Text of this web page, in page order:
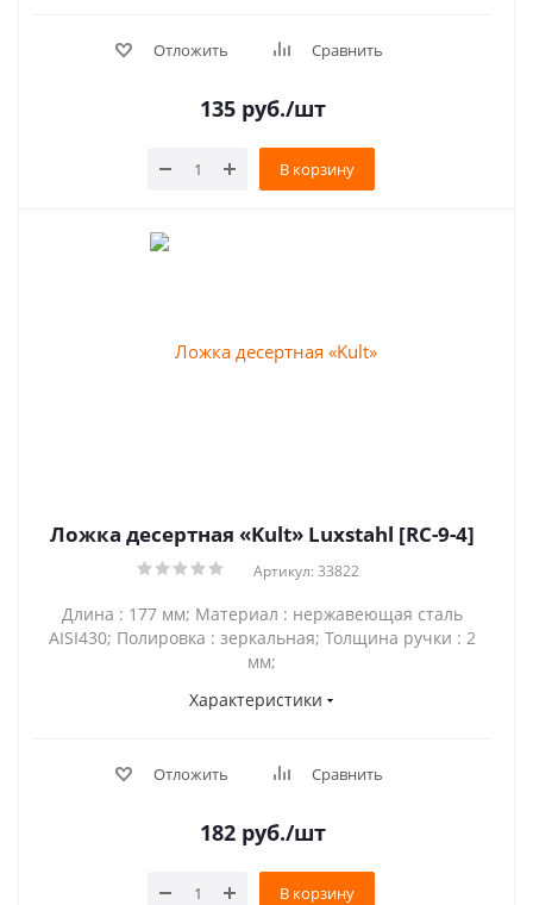
Отложить Сравнить
135руб./шт
В корзину
Ложка десертная «Kult» Luxstahl [RC-9-4]
Артикул: 33822
Длина : 177 мм; Материал : нержавеющая сталь
AISI430; Полировка : зеркальная; Толщина ручки : 2
мм;
Характеристики
Отложить Сравнить
182руб./шт
В корзину